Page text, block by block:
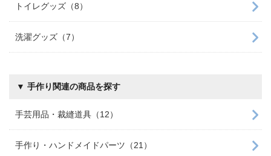
トイレグッズ（8）
洗濯グッズ（7）
▼ 手作り関連の商品を探す
手芸用品・裁縫道具（12）
手作り・ハンドメイドパーツ（21）